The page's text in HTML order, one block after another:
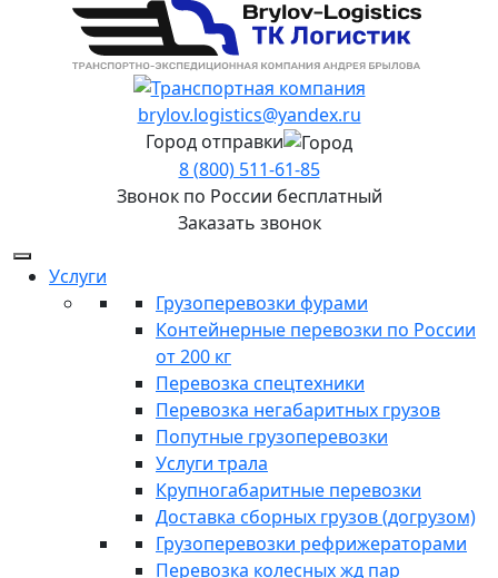
brylov.logistics@yandex.ru
Город отправки
8 (800) 511-61-85
Звонок по России бесплатный
Заказать звонок
Услуги
Грузоперевозки фурами
Контейнерные перевозки по России
от 200 кг
Перевозка спецтехники
Перевозка негабаритных грузов
Попутные грузоперевозки
Услуги трала
Крупногабаритные перевозки
Доставка сборных грузов (догрузом)
Грузоперевозки рефрижераторами
Перевозка колесных жд пар